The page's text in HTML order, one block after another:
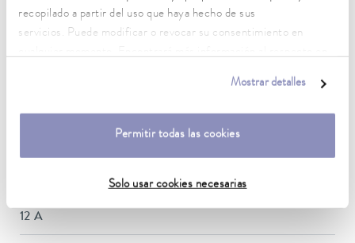
recopilado a partir del uso que haya hecho de sus
servicios. Puede modificar o revocar su consentimiento en
Mostrar detalles
Permitir todas las cookies
Solo usar cookies necesarias
5 ... 40 °C
1.3 kW
12 A